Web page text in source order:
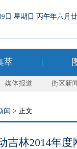
日 星期日 丙午年六月
萃
媒体报道 街区新
闻 > 正文
吉林2014年度